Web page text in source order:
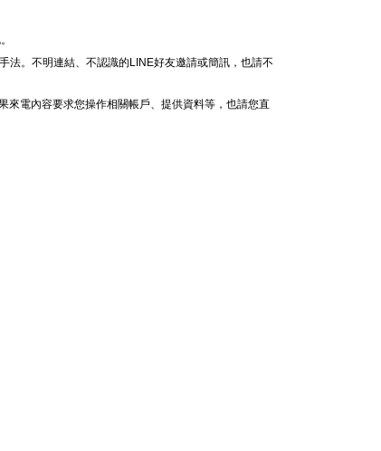
法。不明連結、不認識的LINE好友邀請或簡訊，也請不
來電內容要求您操作相關帳戶、提供資料等，也請您直